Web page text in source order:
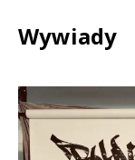
Wywiady